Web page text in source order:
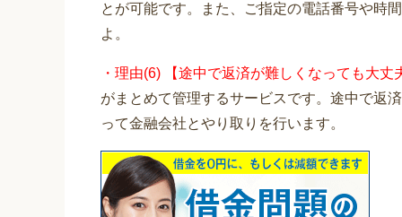
とが可能です。また、ご指定の電話番号や時
よ。
・理由(6) 【途中で返済が難しくなっても大丈
がまとめて管理するサービスです。途中で返
って金融会社とやり取りを行います。